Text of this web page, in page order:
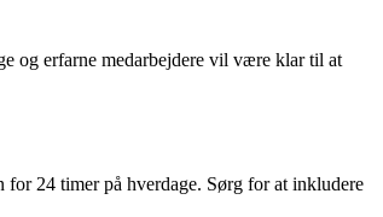
og erfarne medarbejdere vil være klar til at
24 timer på hverdage. Sørg for at inkludere